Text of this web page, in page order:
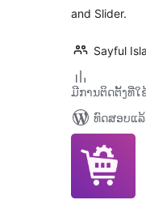
and Slider.
Sayful
ມີການຕິດຕັ້ງທີ່ໃ
ທົດສອບແລ້